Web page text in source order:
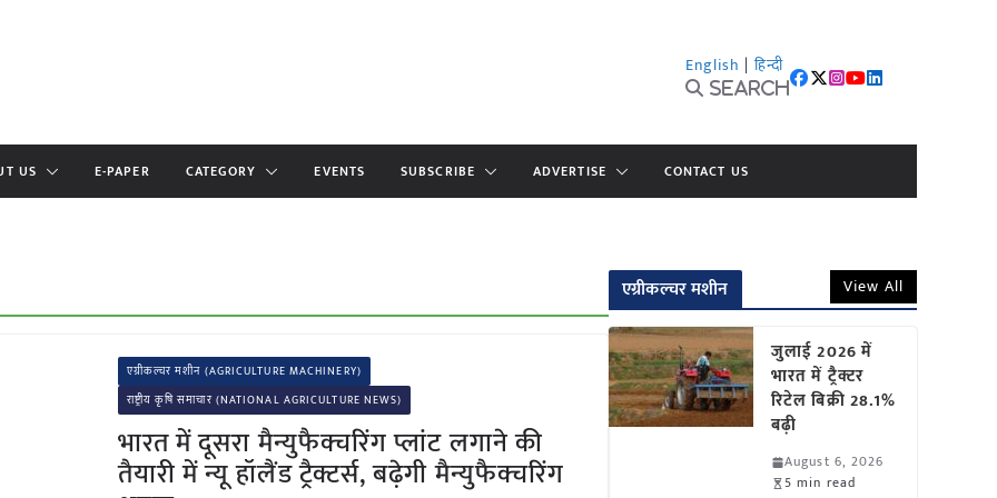
English | हिन्दी
Search
US E-PAPER CATEGORY EVENTS SUBSCRIBE ADVERTISE CONTACT US
एग्रीकल्चर मशीन (AGRICULTURE MACHINERY)
राष्ट्रीय कृषि समाचार (NATIONAL AGRICULTURE NEWS)
भारत में दूसरा मैन्युफैक्चरिंग प्लांट लगाने की
तैयारी में न्यू हॉलैंड ट्रैक्टर्स, बढ़ेगी मैन्युफैक्चरिंग
एग्रीकल्चर मशीन View All
जुलाई 2026 में
भारत में ट्रैक्टर
रिटेल बिक्री 28.1%
बढ़ी
August 6, 2026
5 min read